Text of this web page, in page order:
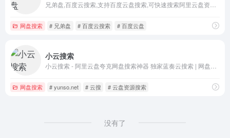
网盘搜索 # 兄弟盘 # 百度云搜索 # 百度云盘
小云搜索
网盘搜索 # yunso.net # 云搜 # 云盘资源搜索
没有了